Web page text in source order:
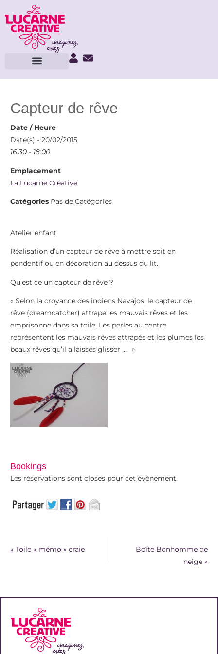
Capteur de rêve
Date / Heure
Date(s) - 20/02/2015
16:30 - 18:00
Emplacement
La Lucarne Créative
Catégories Pas de Catégories
Atelier enfant
Réalisation d’un capteur de rêve à mettre soit en
pendentif ou en décoration au dessus du lit.
Qu’est ce un capteur de rêve ?
« Selon la croyance des indiens Navajos, le capteur de
rêve (dreamcatcher) attrape les mauvais rêves et les
emprisonne dans sa toile. Les perles au centre
représentent les mauvais rêves attrapés et les plumes les
beaux rêves qu’il a laissés glisser …. »
Bookings
Les réservations sont closes pour cet évènement.
« Toile « mémo » craie
Boîte Bonhomme de
neige »